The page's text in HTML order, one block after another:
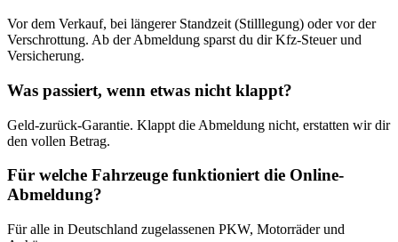
Vor dem Verkauf, bei längerer Standzeit (Stilllegung) oder vor der
Verschrottung. Ab der Abmeldung sparst du dir Kfz-Steuer und
Versicherung.
Was passiert, wenn etwas nicht klappt?
Geld-zurück-Garantie. Klappt die Abmeldung nicht, erstatten wir dir
den vollen Betrag.
Für welche Fahrzeuge funktioniert die Online-
Abmeldung?
Für alle in Deutschland zugelassenen PKW, Motorräder und